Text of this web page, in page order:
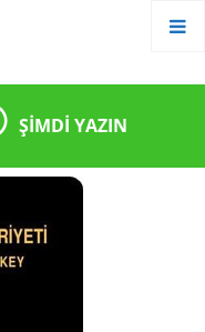
ŞIMDI YAZIN